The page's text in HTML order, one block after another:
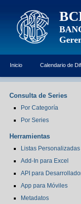
Inicio Calendario de
Consulta de Series
Por Categoría
Por Series
Herramientas
Listas Personalizadas
Add-In para Excel
API para
App para Móviles
Metadatos